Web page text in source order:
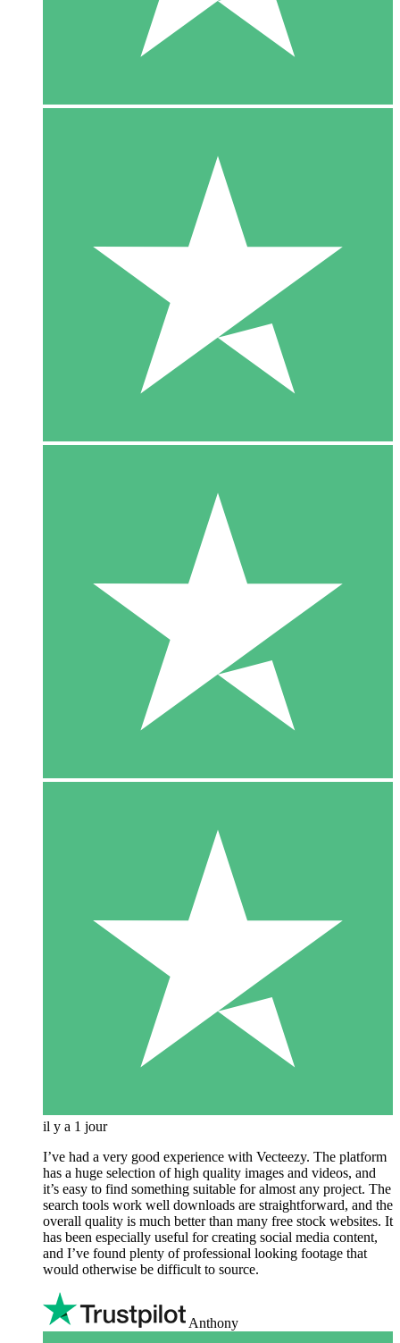
il y a 1 jour
I’ve had a very good experience with Vecteezy. The platform
has a huge selection of high quality images and videos, and
it’s easy to find something suitable for almost any project. The
search tools work well downloads are straightforward, and the
overall quality is much better than many free stock websites. It
has been especially useful for creating social media content,
and I’ve found plenty of professional looking footage that
would otherwise be difficult to source.
Anthony